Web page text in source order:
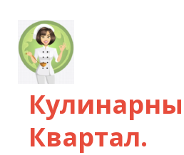
Квартал.